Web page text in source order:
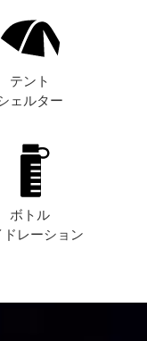
テント
ェルター
ボトル
レーション